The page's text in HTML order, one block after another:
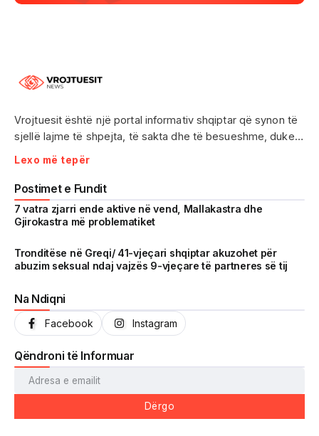
Vrojtuesit është një portal informativ shqiptar që synon të
sjellë lajme të shpejta, të sakta dhe të besueshme, duke
treguar realitetin pa çensurë. Fokus i punës sonë janë
ngjarjet e aktualitetit, problematikat sociale, denoncimet
qytetare dhe zhvillimet që prekin drejtpërdrejt jetën e
përditshme të shqiptarëve.
arritura në një kohë shumë të shkurtër, Vrojtuesit është
kthyer në një zë të fortë informimi dhe një pasqyrë reale të
Lexo më tepër
Postimet e Fundit
7 vatra zjarri ende aktive në vend, Mallakastra dhe
Gjirokastra më problematiket
Tronditëse në Greqi/ 41-vjeçari shqiptar akuzohet për
abuzim seksual ndaj vajzës 9-vjeçare të partneres së tij
Na Ndiqni
Facebook Instagram
Qëndroni të Informuar
Dërgo